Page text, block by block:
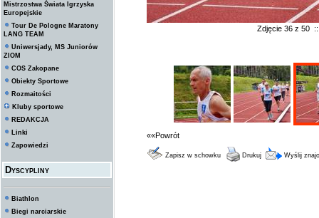
Mistrzostwa Świata Igrzyska
Europejskie
Tour De Pologne Maratony
LANG TEAM
Uniwersjady, MS Juniorów
ZIOM
COS Zakopane
Obiekty Sportowe
Rozmaitości
Kluby sportowe
REDAKCJA
Linki
Zapowiedzi
Dyscypliny
Biathlon
Biegi narciarskie
Zdjęcie 36 z 50
««Powrót
Zapisz w schowku Drukuj Wyślij